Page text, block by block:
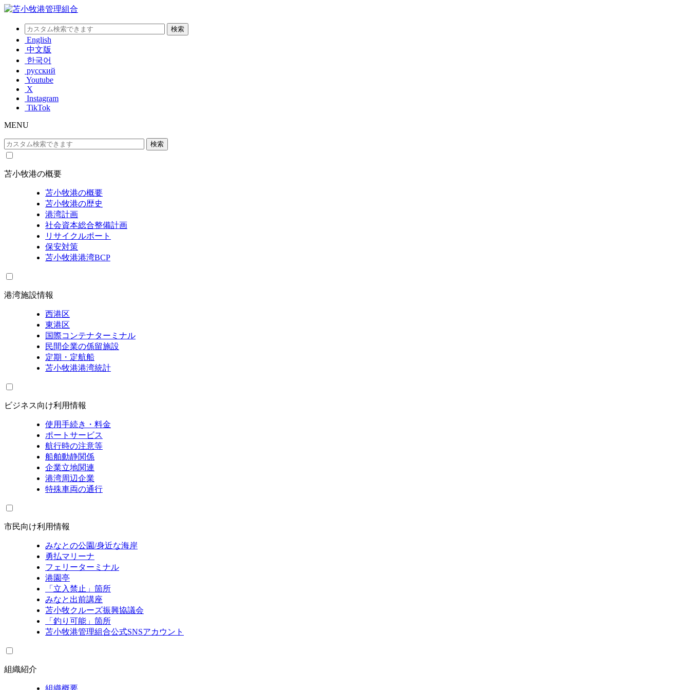
English
中文版
한국어
русский
Youtube
X
Instagram
TikTok
MENU
苫小牧港の概要
苫小牧港の概要
苫小牧港の歴史
港湾計画
社会資本総合整備計画
リサイクルポート
保安対策
苫小牧港港湾BCP
港湾施設情報
西港区
東港区
国際コンテナターミナル
民間企業の係留施設
定期・定航船
苫小牧港港湾統計
ビジネス向け利用情報
使用手続き・料金
ポートサービス
航行時の注意等
船舶動静関係
企業立地関連
港湾周辺企業
特殊車両の通行
市民向け利用情報
みなとの公園/身近な海岸
勇払マリーナ
フェリーターミナル
港園亭
「立入禁止」箇所
みなと出前講座
苫小牧クルーズ振興協議会
「釣り可能」箇所
苫小牧港管理組合公式SNSアカウント
組織紹介
組織概要